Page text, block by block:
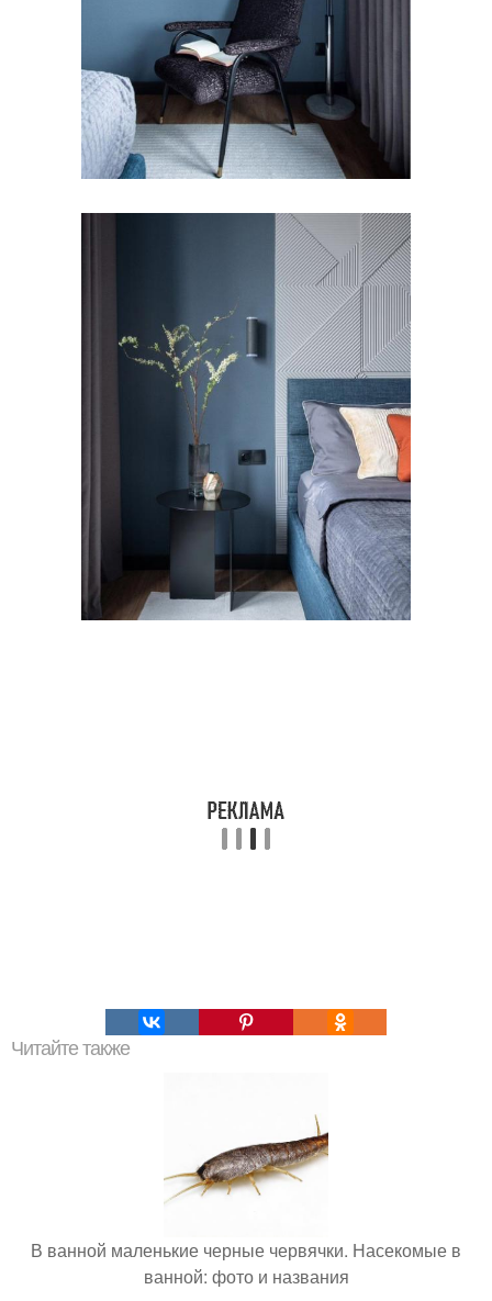
Читайте также
В ванной маленькие черные червячки. Насекомые в
ванной: фото и названия